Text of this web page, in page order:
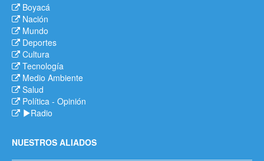
Boyacá
Nación
Mundo
Deportes
Cultura
Tecnología
Medio Ambiente
Salud
Política - Opinión
Radio
NUESTROS ALIADOS